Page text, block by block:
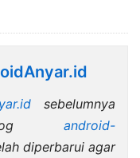
sebelumnya
android-
diperbarui agar